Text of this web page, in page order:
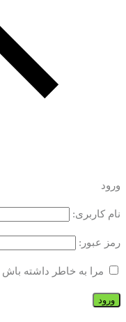
ورود
نام کاربری:
رمز عبور:
مرا به خاطر داشته باش